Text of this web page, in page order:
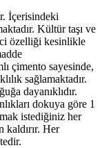
İçerisindeki
Kültür taşı ve
özelliği kesinlikle
çimento sayesinde,
sağlamaktadır.
dayanıklıdır.
dokuya göre 1
istediğiniz her
kaldırır. Her